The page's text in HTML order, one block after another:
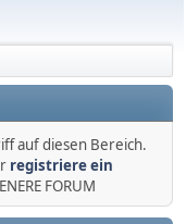
auf diesen Bereich.
registriere ein
FORUM